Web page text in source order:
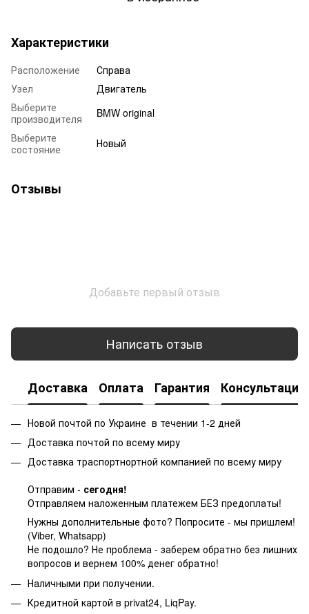
Характеристики
Расположение
Справа
Узел
Двигатель
Выберите
производителя
BMW original
Выберите
состояние
Новый
Отзывы
Добавьте первый отзыв
Написать отзыв
Доставка Оплата Гарантия Консультация
Новой почтой по Украине в течении 1-2 дней
Доставка почтой по всему миру
Доставка траспортнортной компанией по всему миру
Отправим - сегодня!
Отправляем наложенным платежем БЕЗ предоплаты!
Нужны дополнительные фото? Попросите - мы пришлем!
(Viber, Whatsapp)
Не подошло? Не проблема - заберем обратно без лишних
вопросов и вернем 100% денег обратно!
Наличными при получении.
Кредитной картой в privat24, LiqPay.